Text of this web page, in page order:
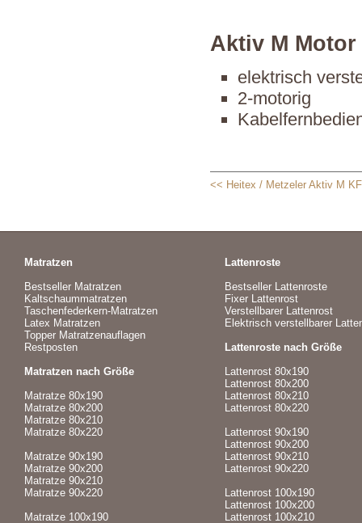
Aktiv M Motor
elektrisch
2-motorig
<< Heitex / Metzeler Aktiv M KF
Matratzen
Bestseller Matratzen
Kaltschaummatratzen
Taschenfederkern-Matratzen
Latex Matratzen
Topper Matratzenauflagen
Restposten
Matratzen nach Größe
Matratze 80x190
Matratze 80x200
Matratze 80x210
Matratze 80x220
Matratze 90x190
Matratze 90x200
Matratze 90x210
Matratze 90x220
Matratze 100x190
Lattenroste
Bestseller Lattenroste
Fixer Lattenrost
Verstellbarer Lattenrost
Elektrisch verstellbarer
Lattenroste nach Größe
Lattenrost 80x190
Lattenrost 80x200
Lattenrost 80x210
Lattenrost 80x220
Lattenrost 90x190
Lattenrost 90x200
Lattenrost 90x210
Lattenrost 90x220
Lattenrost 100x190
Lattenrost 100x200
Lattenrost 100x210